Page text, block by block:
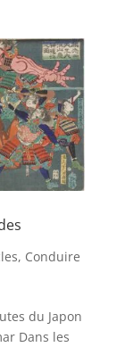
, Conduire
du Japon
Dans les